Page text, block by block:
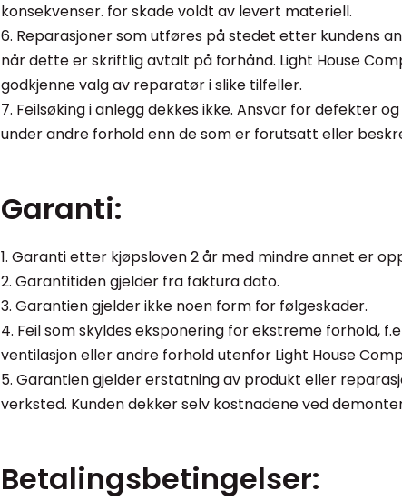
konsekvenser. for skade voldt av levert materiell.
6. Reparasjoner som utføres på stedet etter kundens
når dette er skriftlig avtalt på forhånd. Light House
godkjenne valg av reparatør i slike tilfeller.
7. Feilsøking i anlegg dekkes ikke. Ansvar for defekter
under andre forhold enn de som er forutsatt eller
Garanti:
1. Garanti etter kjøpsloven 2 år med mindre annet er
2. Garantitiden gjelder fra faktura dato.
3. Garantien gjelder ikke noen form for følgeskader.
4. Feil som skyldes eksponering for ekstreme forhold,
ventilasjon eller andre forhold utenfor Light House
5. Garantien gjelder erstatning av produkt eller
verksted. Kunden dekker selv kostnadene ved
Betalingsbetingelser: